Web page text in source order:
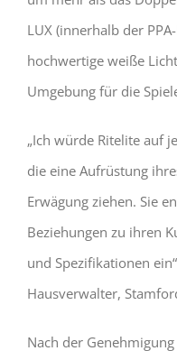
LUX (innerhalb der
hochwertige weiße
Umgebung für die
„Ich würde Ritelite auf
die eine Aufrüstung
Erwägung ziehen. Sie
Beziehungen zu ihren
und Spezifikationen
Hausverwalter,
Nach der